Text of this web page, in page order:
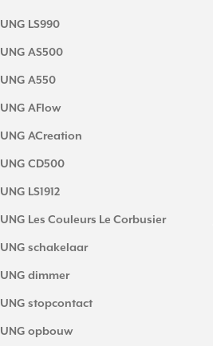
JUNG LS990
JUNG AS500
JUNG A550
JUNG AFlow
JUNG ACreation
JUNG CD500
JUNG LS1912
JUNG Les Couleurs Le Corbusier
JUNG schakelaar
JUNG dimmer
JUNG stopcontact
JUNG opbouw